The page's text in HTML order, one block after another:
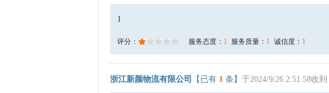
1
评分： 服务态度： 1 服务质量： 1 诚信度： 1
浙江新颜物流有限公司 【已有 1 条】 于2024/9/26 2:51:58收到